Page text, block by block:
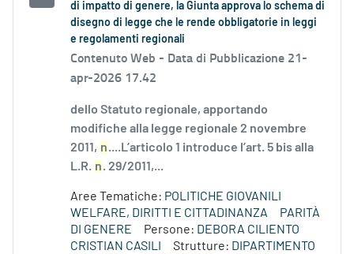
di impatto di genere, la Giunta approva lo schema di
disegno di legge che le rende obbligatorie in leggi
e regolamenti regionali
Contenuto Web - Data di Pubblicazione 21-
apr-2026 17.42
dello Statuto regionale, apportando
modifiche alla legge regionale 2 novembre
2011, n....L’articolo 1 introduce l’art. 5 bis alla
L.R. n. 29/2011,...
Aree Tematiche: POLITICHE GIOVANILI
WELFARE, DIRITTI E CITTADINANZA
PARITÀ
DI GENERE
Persone: DEBORA CILIENTO
CRISTIAN CASILI
Strutture: DIPARTIMENTO